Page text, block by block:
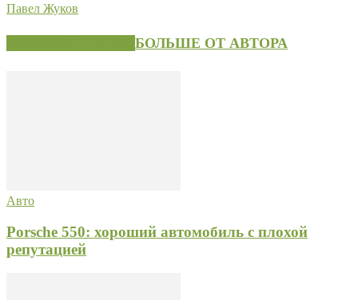
Павел Жуков
БОЛЬШЕ ОТ АВТОРА
Авто
Porsche 550: хороший автомобиль с плохой
репутацией